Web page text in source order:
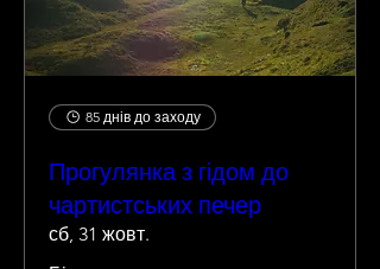
85 днів до заходу
Прогулянка з гідом до
чартистських печер
сб, 31 жовт.